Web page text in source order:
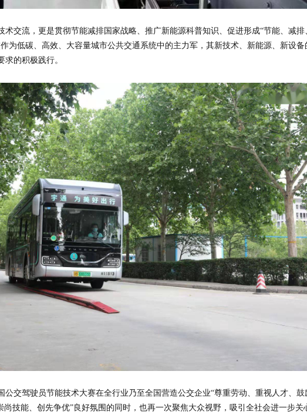
术交流，更是贯彻节能减排国家战略、推广新能源科普知识、促进形成“节能、减排
为低碳、高效、大容量城市公共交通系统中的主力军，其新技术、新能源、新设备
的积极践行。
公交驾驶员节能技术大赛在全行业乃至全国营造公交企业“尊重劳动、重视人才、鼓
尚技能、创先争优”良好氛围的同时，也再一次聚焦大众视野，吸引全社会进一步关